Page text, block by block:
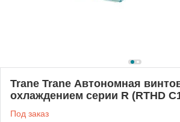
Trane Trane Автономная
охлаждением серии R (RTHD
Под заказ